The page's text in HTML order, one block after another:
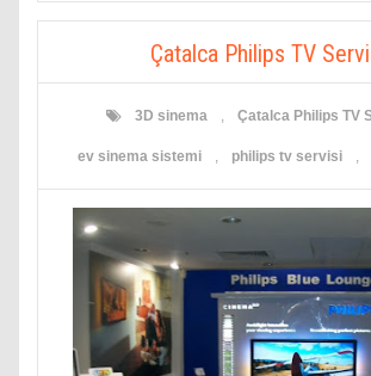
Çatalca Philips TV
3D sinema Çatalca Philips TV
ev sinema sistemi philips tv servisi